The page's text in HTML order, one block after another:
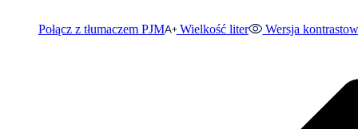
Połącz z tłumaczem PJM Wielkość liter Wersja